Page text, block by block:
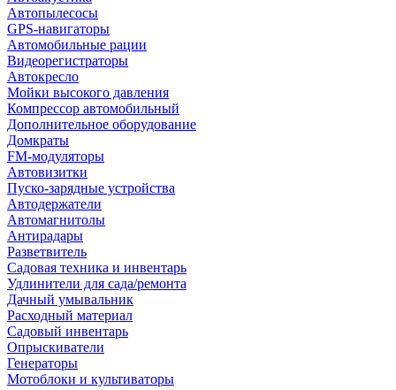
Автопылесосы
GPS-навигаторы
Автомобильные рации
Видеорегистраторы
Автокресло
Мойки высокого давления
Компрессор автомобильный
Дополнительное оборудование
Домкраты
FM-модуляторы
Автовизитки
Пуско-зарядные устройства
Автодержатели
Автомагнитолы
Антирадары
Разветвитель
Садовая техника и инвентарь
Удлинители для сада/ремонта
Дачный умывальник
Расходный материал
Садовый инвентарь
Опрыскиватели
Генераторы
Мотоблоки и культиваторы